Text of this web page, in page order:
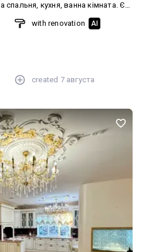
спальня, кухня, ванна кімната. Є
техніка (крім ТБ). Поруч
садок і поліклініка. До ж/
Спільне подвір'я з ще одним
тільки домашні.
with renovation AI
created 7 августа